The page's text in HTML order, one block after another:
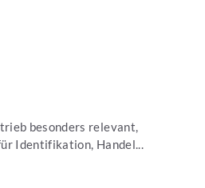
besonders relevant,
Identifikation, Handel...